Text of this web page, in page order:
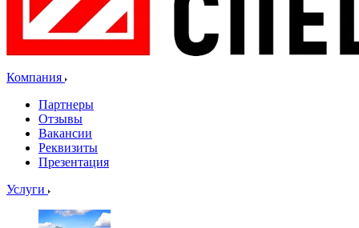
Компания
Партнеры
Отзывы
Вакансии
Реквизиты
Презентация
Услуги